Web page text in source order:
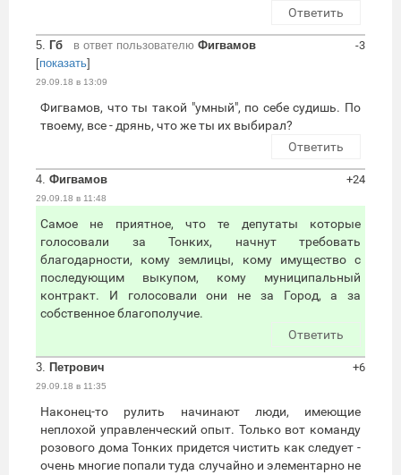
Ответить
5. Гб в ответ пользователю Фигвамов
[показать]
29.09.18 в 13:09
-3
Фигвамов, что ты такой "умный", по себе судишь. По
твоему, все - дрянь, что же ты их выбирал?
Ответить
4. Фигвамов
29.09.18 в 11:48
+24
Самое не приятное, что те депутаты которые
голосовали за Тонких, начнут требовать
благодарности, кому землицы, кому имущество с
последующим выкупом, кому муниципальный
контракт. И голосовали они не за Город, а за
собственное благополучие.
Ответить
3. Петрович
29.09.18 в 11:35
+6
Наконец-то рулить начинают люди, имеющие
неплохой управленческий опыт. Только вот команду
розового дома Тонких придется чистить как следует -
очень многие попали туда случайно и элементарно не